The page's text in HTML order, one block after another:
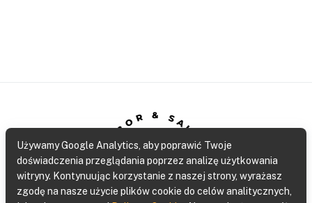
SABOR & SALUD
Gluten Free Bakery
Używamy Google Analytics, aby poprawić Twoje
doświadczenia przeglądania poprzez analizę użytkowania
witryny. Kontynuując korzystanie z naszej strony, wyrażasz
zgodę na nasze użycie plików cookie do celów analitycznych,